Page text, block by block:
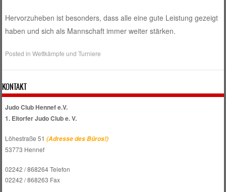
Hervorzuheben ist besonders, dass alle eine gute Leistung gezeigt
haben und sich als Mannschaft immer weiter stärken.
Posted inWettkämpfe und Turniere
KONTAKT
Judo Club Hennef e.V.
1. Eitorfer Judo Club e. V.
Löhestraße 51 (Adresse des Büros!)
53773 Hennef
02242 / 868264 Telefon
02242 / 868263 Fax